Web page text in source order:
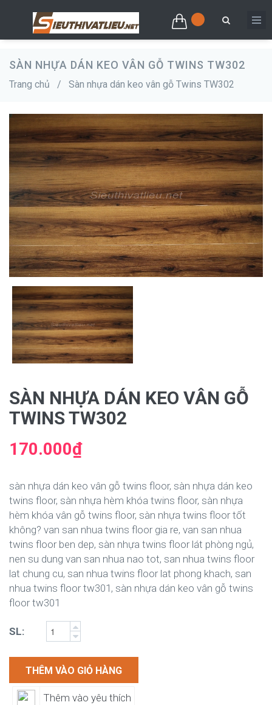
SÀN NHỰA DÁN KEO VÂN GỖ TWINS TW302
Trang chủ / Sàn nhựa dán keo vân gỗ Twins TW302
SÀN NHỰA DÁN KEO VÂN GỖ
TWINS TW302
170.000₫
sàn nhựa dán keo vân gỗ twins floor, sàn nhựa dán keo
twins floor, sàn nhựa hèm khóa twins floor, sàn nhựa
hèm khóa vân gỗ twins floor, sàn nhựa twins floor tốt
không? van san nhua twins floor gia re, van san nhua
twins floor ben dep, sàn nhựa twins floor lát phòng ngủ,
nen su dung van san nhua nao tot, san nhua twins floor
lat chung cu, san nhua twins floor lat phong khach, san
nhua twins floor tw301, sàn nhựa dán keo vân gỗ twins
floor tw301
SL:
THÊM VÀO GIỎ HÀNG
Thêm vào yêu thích